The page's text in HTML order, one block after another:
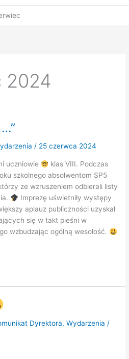
2024
/ 25 czerwca 2024
uczniowie
klas VIII. Podczas
szkolnego absolwentom SP5
ze wzruszeniem odbierali listy
Imprezę uświetniły występy
aplauz publiczności uzyskał
się w takt pieśni w
wzbudzając ogólną wesołość.
Dyrektora,Wydarzenia /